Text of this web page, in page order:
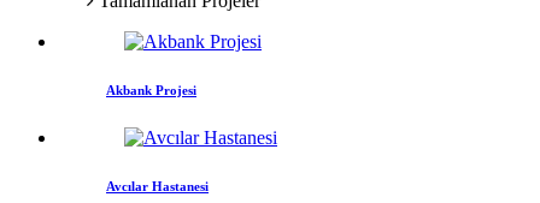
Akbank Projesi
Avcılar Hastanesi